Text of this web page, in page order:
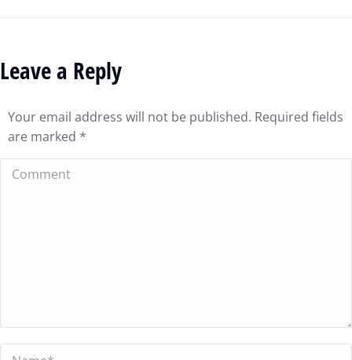
Leave a Reply
Your email address will not be published. Required fields
are marked *
Comment
Name *